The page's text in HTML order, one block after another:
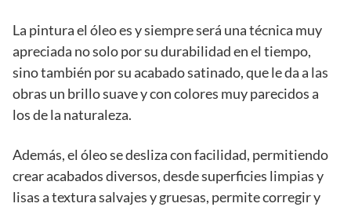
La pintura el óleo es y siempre será una técnica muy
apreciada no solo por su durabilidad en el tiempo,
sino también por su acabado satinado, que le da a las
obras un brillo suave y con colores muy parecidos a
los de la naturaleza.
Además, el óleo se desliza con facilidad, permitiendo
crear acabados diversos, desde superficies limpias y
lisas a textura salvajes y gruesas, permite corregir y